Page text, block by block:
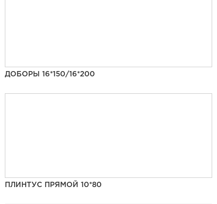
ДОБОРЫ 16*150/16*200
ПЛИНТУС ПРЯМОЙ 10*80